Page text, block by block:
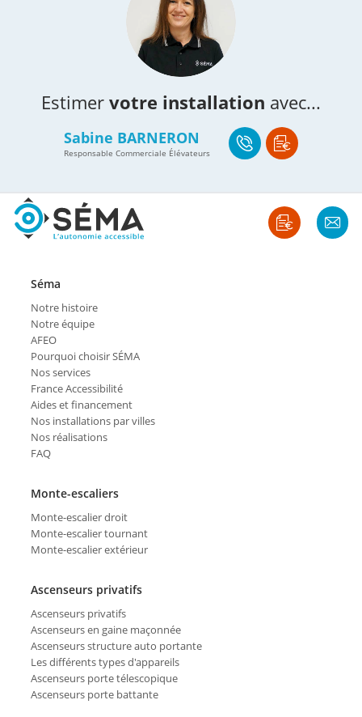
Estimer votre installation avec...
Sabine BARNERON
Responsable Commerciale Élévateurs
Séma
Notre histoire
Notre équipe
AFEO
Pourquoi choisir SÉMA
Nos services
France Accessibilité
Aides et financement
Nos installations par villes
Nos réalisations
FAQ
Monte-escaliers
Monte-escalier droit
Monte-escalier tournant
Monte-escalier extérieur
Ascenseurs privatifs
Ascenseurs privatifs
Ascenseurs en gaine maçonnée
Ascenseurs structure auto portante
Les différents types d'appareils
Ascenseurs porte télescopique
Ascenseurs porte battante